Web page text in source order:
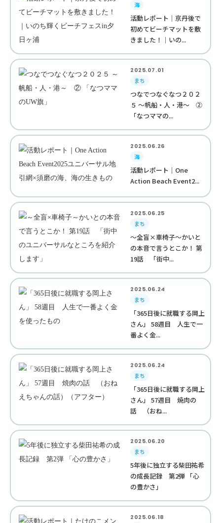
海
活動レポート｜京丹後で
初めてビーチマットを敷
きました！｜いの...
2025.07.01
まち
つなでつなぐなつ２０２
５ ～帆船・人・港～ ②
「なつママの...
2025.06.26
海
活動レポート｜One
Action Beach Event2...
2025.06.25
まち
～全盲×車椅子～かいと
の本音で言うとこか！ 第
19話 「街中...
2025.06.24
まち
「365日後に就職する岡上
さん」 58週目 人生で一
番よく金...
2025.06.24
まち
「365日後に就職する岡上
さん」 57週目 焼肉の
話 （おね...
2025.06.20
まち
5年後に独立する柴田祐希
の成長記録 第2弾 「心
の豊かさ」
2025.06.18